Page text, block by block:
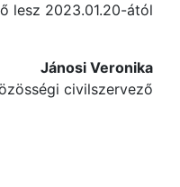
lesz 2023.01.20-ától
Jánosi Veronika
civilszervező